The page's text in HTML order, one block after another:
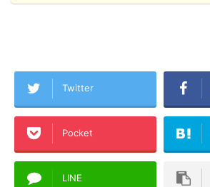
Twitter
Pocket
LINE